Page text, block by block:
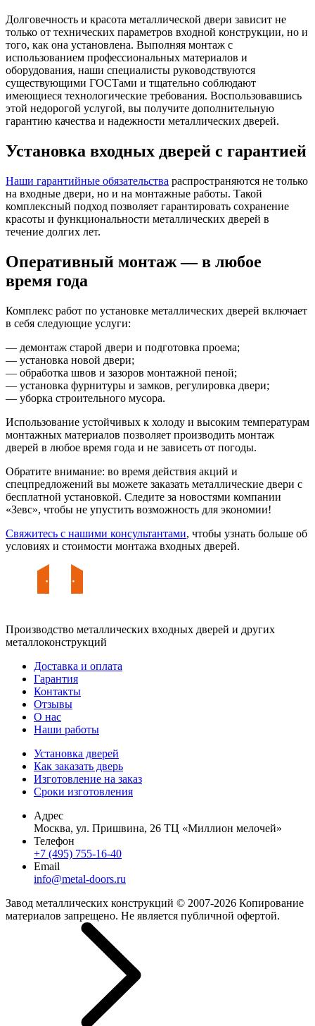
Долговечность и красота металлической двери зависит не
только от технических параметров входной конструкции, но и
того, как она установлена. Выполняя монтаж с
использованием профессиональных материалов и
оборудования, наши специалисты руководствуются
существующими ГОСТами и тщательно соблюдают
имеющиеся технологические требования. Воспользовавшись
этой недорогой услугой, вы получите дополнительную
гарантию качества и надежности металлических дверей.
Установка входных дверей с гарантией
Наши гарантийные обязательства распространяются не только
на входные двери, но и на монтажные работы. Такой
комплексный подход позволяет гарантировать сохранение
красоты и функциональности металлических дверей в
течение долгих лет.
Оперативный монтаж — в любое
время года
Комплекс работ по установке металлических дверей включает
в себя следующие услуги:
— демонтаж старой двери и подготовка проема;
— установка новой двери;
— обработка швов и зазоров монтажной пеной;
— установка фурнитуры и замков, регулировка двери;
— уборка строительного мусора.
Использование устойчивых к холоду и высоким температурам
монтажных материалов позволяет производить монтаж
дверей в любое время года и не зависеть от погоды.
Обратите внимание: во время действия акций и
спецпредложений вы можете заказать металлические двери с
бесплатной установкой. Следите за новостями компании
«Зевс», чтобы не упустить возможность для экономии!
Свяжитесь с нашими консультантами, чтобы узнать больше об
условиях и стоимости монтажа входных дверей.
Производство металлических входных дверей и других
металлоконструкций
Доставка и оплата
Гарантия
Контакты
Отзывы
О нас
Наши работы
Установка дверей
Как заказать дверь
Изготовление на заказ
Сроки изготовления
Адрес
Москва, ул. Пришвина, 26 ТЦ «Миллион мелочей»
Телефон
+7 (495) 755-16-40
Email
info@metal-doors.ru
Завод металлических конструкций © 2007-2026 Копирование
материалов запрещено. Не является публичной офертой.